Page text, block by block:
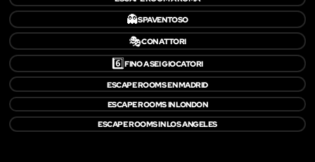
👻SPAVENTOSO
🎭CON ATTORI
6️⃣FINO A SEI GIOCATORI
ESCAPE ROOMS EN MADRID
ESCAPE ROOMS IN LONDON
ESCAPE ROOMS IN LOS ANGELES